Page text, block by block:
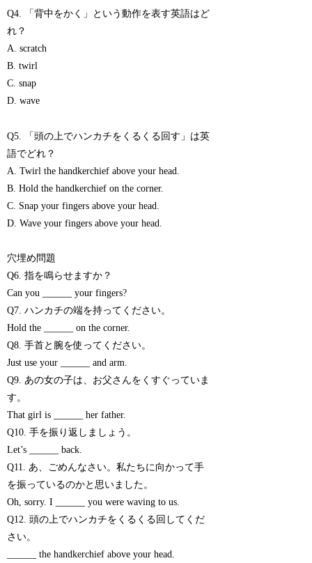
Q4. 「背中をかく」という動作を表す英語はど
れ？
A. scratch
B. twirl
C. snap
D. wave
Q5. 「頭の上でハンカチをくるくる回す」は英
語でどれ？
A. Twirl the handkerchief above your head.
B. Hold the handkerchief on the corner.
C. Snap your fingers above your head.
D. Wave your fingers above your head.
穴埋め問題
Q6. 指を鳴らせますか？
Can you ______ your fingers?
Q7. ハンカチの端を持ってください。
Hold the ______ on the corner.
Q8. 手首と腕を使ってください。
Just use your ______ and arm.
Q9. あの女の子は、お父さんをくすぐっていま
す。
That girl is ______ her father.
Q10. 手を振り返しましょう。
Let’s ______ back.
Q11. あ、ごめんなさい。私たちに向かって手
を振っているのかと思いました。
Oh, sorry. I ______ you were waving to us.
Q12. 頭の上でハンカチをくるくる回してくだ
さい。
______ the handkerchief above your head.